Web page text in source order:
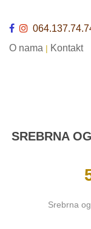
O nama | Kontakt
SREBRNA
Srebrna